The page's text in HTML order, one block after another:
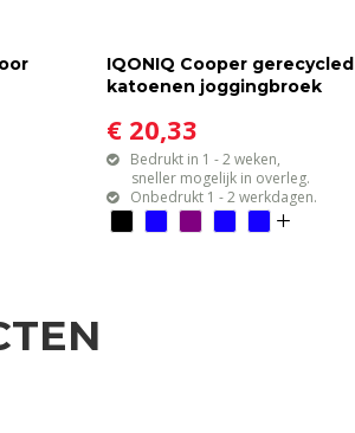
IQONIQ Cooper gerecycled
katoenen joggingbroek
€ 20,33
Bedrukt in 1 - 2 weken,
sneller mogelijk in overleg.
Onbedrukt 1 - 2 werkdagen.